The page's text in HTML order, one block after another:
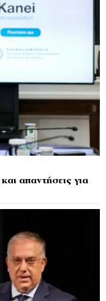
απαντήσεις για